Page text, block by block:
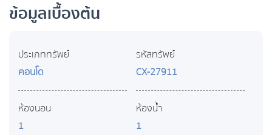
ข้อมูลเบื้องต้น
ประเภททรัพย์
คอนโด
ห้องนอน
1
รหัสทรัพย์
CX-27911
ห้องน้ำ
1